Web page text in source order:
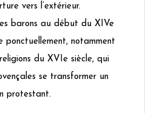
vers l’extérieur.
barons au début du XIVe
notamment
du XVIe siècle, qui
se transformer un
protestant.